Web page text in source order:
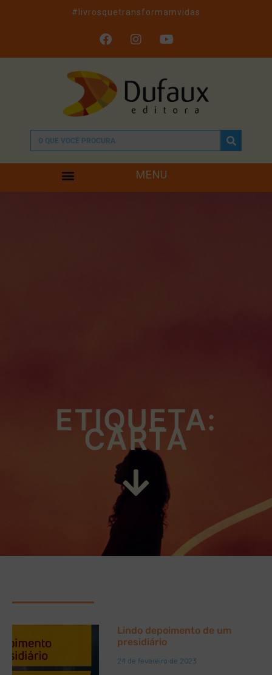
#livrosquetransformamvidas
MENU
ETIQUETA:
CARTA
Lindo depoimento de um
presidiário
24 de fevereiro de 2023